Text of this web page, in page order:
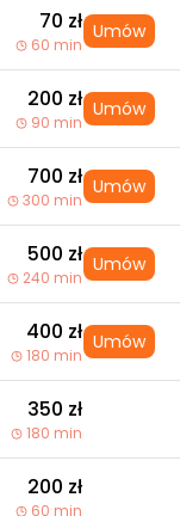
70 zł
60 min
Umów
200 zł
90 min
Umów
700 zł
300 min
Umów
500 zł
240 min
Umów
400 zł
180 min
Umów
350 zł
180 min
200 zł
60 min